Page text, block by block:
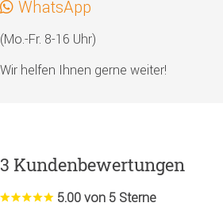
WhatsApp
(Mo.-Fr. 8-16 Uhr)
Wir helfen Ihnen gerne weiter!
3 Kundenbewertungen
5.00 von 5 Sterne